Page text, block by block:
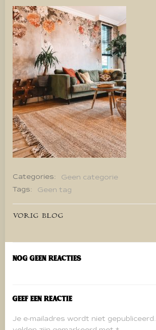
Categories:
Geen categorie
Tags:
Geen tag
Bericht
navigatie
VORIG BLOG
Nog geen reacties
Geef een reactie
Je e-mailadres wordt niet gepubliceerd.